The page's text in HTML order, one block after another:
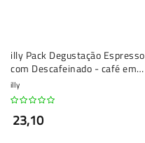
illy Pack Degustação Espresso
com Descafeinado - café em
grão - 3 x 250 gramas
illy
23,10